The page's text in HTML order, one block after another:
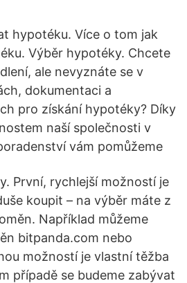
hypotéku. Více o tom jak
Výběr hypotéky. Chcete
ale nevyznáte se v
dokumentaci a
pro získání hypotéky? Díky
naší společnosti v
vám pomůžeme
První, rychlejší možností je
koupit – na výběr máte z
Například můžeme
bitpanda.com nebo
možností je vlastní těžba
případě se budeme zabývat